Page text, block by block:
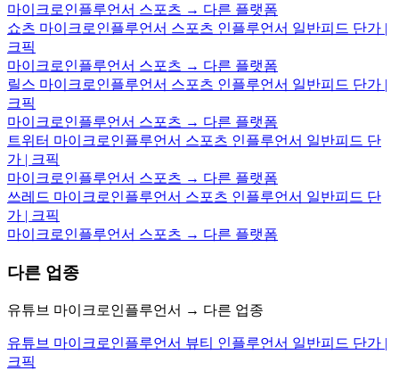
마이크로인플루언서 스포츠 → 다른 플랫폼
쇼츠 마이크로인플루언서 스포츠 인플루언서 일반피드 단가 |
크픽
마이크로인플루언서 스포츠 → 다른 플랫폼
릴스 마이크로인플루언서 스포츠 인플루언서 일반피드 단가 |
크픽
마이크로인플루언서 스포츠 → 다른 플랫폼
트위터 마이크로인플루언서 스포츠 인플루언서 일반피드 단
가 | 크픽
마이크로인플루언서 스포츠 → 다른 플랫폼
쓰레드 마이크로인플루언서 스포츠 인플루언서 일반피드 단
가 | 크픽
마이크로인플루언서 스포츠 → 다른 플랫폼
다른 업종
유튜브 마이크로인플루언서 → 다른 업종
유튜브 마이크로인플루언서 뷰티 인플루언서 일반피드 단가 |
크픽